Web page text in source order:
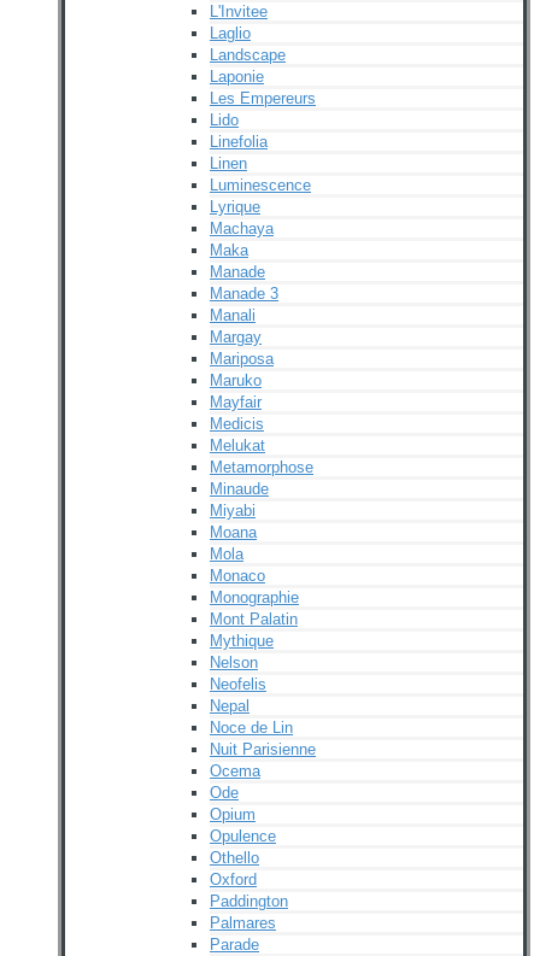
L'Invitee
Laglio
Landscape
Laponie
Les Empereurs
Lido
Linefolia
Linen
Luminescence
Lyrique
Machaya
Maka
Manade
Manade 3
Manali
Margay
Mariposa
Maruko
Mayfair
Medicis
Melukat
Metamorphose
Minaude
Miyabi
Moana
Mola
Monaco
Monographie
Mont Palatin
Mythique
Nelson
Neofelis
Nepal
Noce de Lin
Nuit Parisienne
Ocema
Ode
Opium
Opulence
Othello
Oxford
Paddington
Palmares
Parade